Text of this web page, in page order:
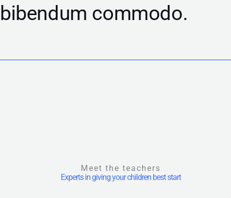
bibendum commodo.
Meet the teachers
Experts in giving your children best start